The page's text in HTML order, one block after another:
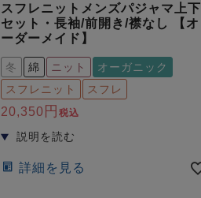
スフレニットメンズパジャマ上下
セット・長袖/前開き/襟なし 【オ
ーダーメイド】
冬 綿 ニット
オーガニック
スフレニット
スフレ
20,350 税込
詳細を見る